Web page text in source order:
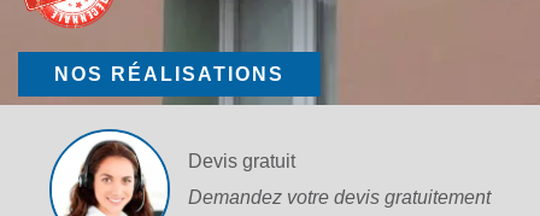
NOS RÉALISATIONS
Devis gratuit
Demandez votre devis gratuitement